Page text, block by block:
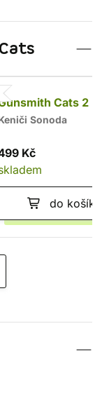
Cats 2
Sonoda
Kč
do košíku